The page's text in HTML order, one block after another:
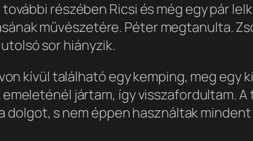
részében Ricsi és még egy pár
művészetére. Péter megtanulta.
sor hiányzik.
kívül található egy kemping, meg egy
jártam, így visszafordultam.
dolgot, s nem éppen használtak